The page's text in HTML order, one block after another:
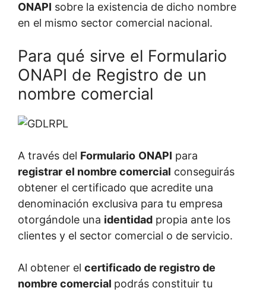
ONAPI sobre la existencia de dicho nombre
en el mismo sector comercial nacional.
Para qué sirve el Formulario
ONAPI de Registro de un
nombre comercial
A través del Formulario ONAPI para
registrar el nombre comercial conseguirás
obtener el certificado que acredite una
denominación exclusiva para tu empresa
otorgándole una identidad propia ante los
clientes y el sector comercial o de servicio.
Al obtener el certificado de registro de
nombre comercial podrás constituir tu